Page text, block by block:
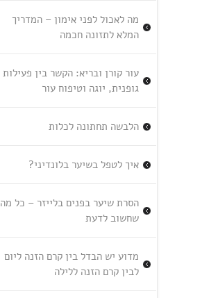
מה לאכול לפני אימון – המדריך
המלא לתזונה חכמה
עור קורן ובריא: הקשר בין פעילות
גופנית, יוגה וטיפוח עור
הלבשה תחתונה לכלות
איך לטפל בשיער בלונדיני?
הסרת שיער בפנים בלייזר – כל מה
שחשוב לדעת
מדוע יש הבדל בין קרם הזנה ליום
לבין קרם הזנה ללילה